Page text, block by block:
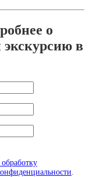
о
экскурсию в